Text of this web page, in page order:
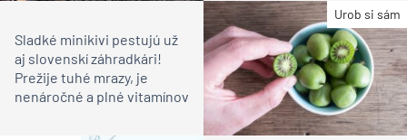
Urob si sám
Sladké minikivi pestujú už
aj slovenskí záhradkári!
Prežije tuhé mrazy, je
nenáročné a plné vitamínov